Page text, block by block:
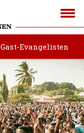
Gast-Evangelisten